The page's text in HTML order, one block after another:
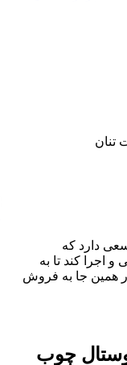
تنان
دارد که
اجرا کند تا به
جا به فروش
چوب